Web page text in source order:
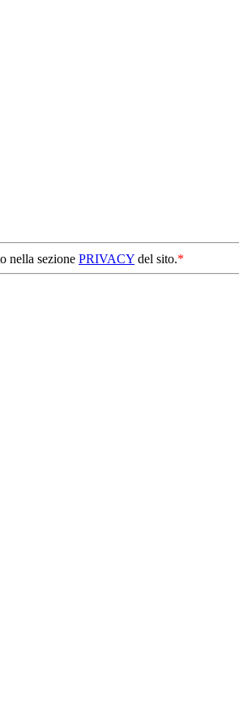
nella sezione PRIVACY del sito.*